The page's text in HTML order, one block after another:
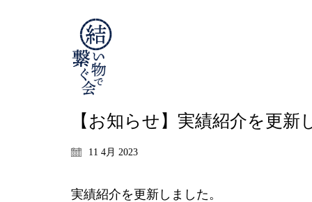
【お知らせ】実績紹介を更新
11 4月 2023
実績紹介を更新しました。